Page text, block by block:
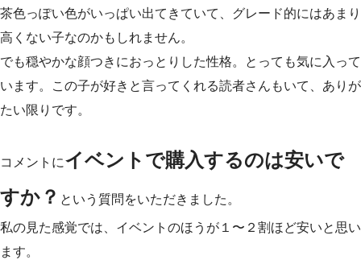
茶色っぽい色がいっぱい出てきていて、グレード的にはあまり
高くない子なのかもしれません。
でも穏やかな顔つきにおっとりした性格。とっても気に入って
います。この子が好きと言ってくれる読者さんもいて、ありが
たい限りです。
コメントにイベントで購入するのは安いで
すか？ という質問をいただきました。
私の見た感覚では、イベントのほうが１〜２割ほど安いと思い
ます。